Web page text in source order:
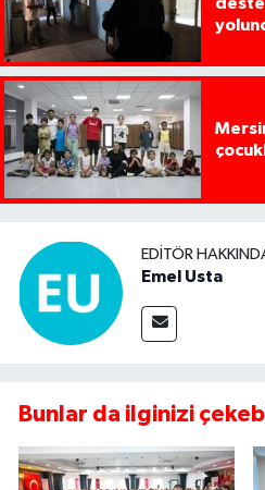
EDITÖR
Emel Usta
Bunlar da ilginizi